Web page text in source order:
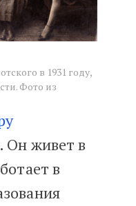
в 1931 году,
Фото из
Он живет в
в